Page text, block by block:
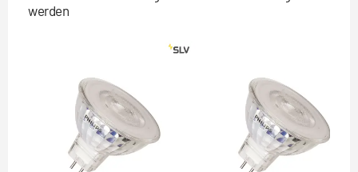
werden